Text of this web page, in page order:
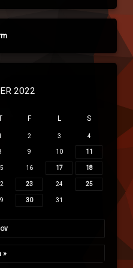
2022
F L S
2 3 4
9 10 11
16 17 18
23 24 25
30 31
»